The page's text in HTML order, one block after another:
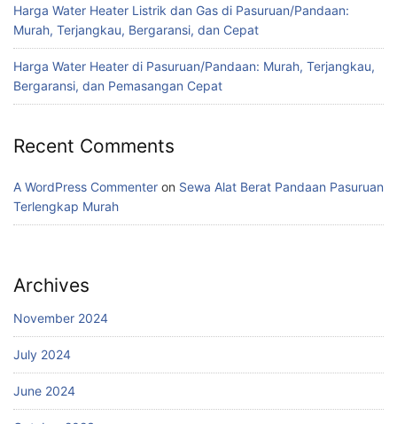
Harga Water Heater Listrik dan Gas di Pasuruan/Pandaan:
Murah, Terjangkau, Bergaransi, dan Cepat
Harga Water Heater di Pasuruan/Pandaan: Murah, Terjangkau,
Bergaransi, dan Pemasangan Cepat
Recent Comments
A WordPress Commenter on Sewa Alat Berat Pandaan Pasuruan
Terlengkap Murah
Archives
November 2024
July 2024
June 2024